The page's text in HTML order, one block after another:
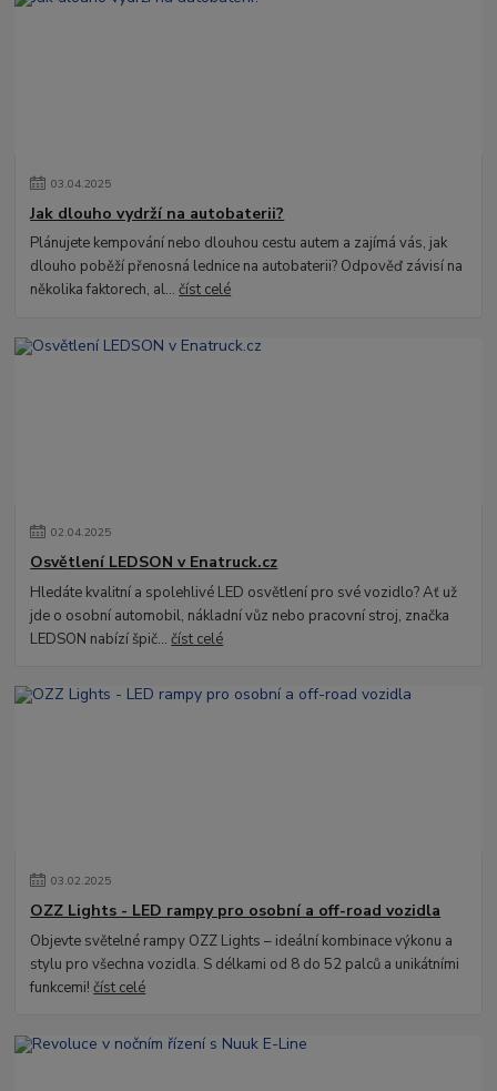
03.04.2025
Jak dlouho vydrží na autobaterii?
Plánujete kempování nebo dlouhou cestu autem a zajímá vás, jak
dlouho poběží přenosná lednice na autobaterii? Odpověď závisí na
několika faktorech, al...číst celé
02.04.2025
Osvětlení LEDSON v Enatruck.cz
Hledáte kvalitní a spolehlivé LED osvětlení pro své vozidlo? Ať už
jde o osobní automobil, nákladní vůz nebo pracovní stroj, značka
LEDSON nabízí špič...číst celé
03.02.2025
OZZ Lights - LED rampy pro osobní a off-road vozidla
Objevte světelné rampy OZZ Lights – ideální kombinace výkonu a
stylu pro všechna vozidla. S délkami od 8 do 52 palců a unikátními
funkcemi!číst celé